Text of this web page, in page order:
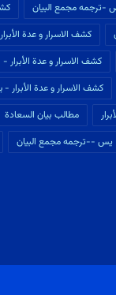
-ترجمه مجمع البيان
كشف الاسرار و عدة
كشف الاسرار و عدة الأبرار -
كشف الاسرار و عدة الأبرار
مطالب بيان السعادة
یس --ترجمه مجمع البيان